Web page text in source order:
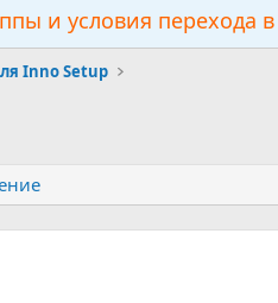
и условия перехода
Inno Setup